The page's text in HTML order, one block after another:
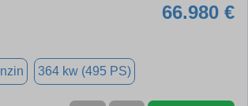
66.980 €
364 kw (495 PS)